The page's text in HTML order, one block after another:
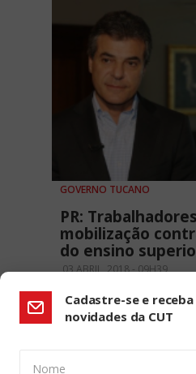
GOVERNO TUCANO
PR:
mobilização
do ensino
03 ABRIL, 2018 - 09H39
Cadastre-se e receba
novidades da CUT
Nome